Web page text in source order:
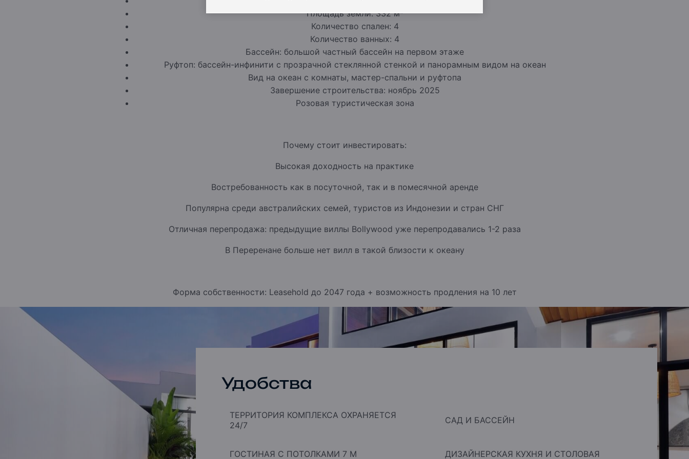
Площадь земли: 332 м²
Количество спален: 4
Количество ванных: 4
Бассейн: большой частный бассейн на первом этаже
Руфтоп: бассейн-инфинити с прозрачной стеклянной стенкой и панорамным видом на океан
Вид на океан с комнаты, мастер-спальни и руфтопа
Завершение строительства: ноябрь 2025
Розовая туристическая зона
Почему стоит инвестировать:
Высокая доходность на практике
Востребованность как в посуточной, так и в помесячной аренде
Популярна среди австралийских семей, туристов из Индонезии и стран СНГ
Отличная перепродажа: предыдущие виллы Bollywood уже перепродавались 1-2 раза
В Переренане больше нет вилл в такой близости к океану
Форма собственности: Leasehold до 2047 года + возможность продления на 10 лет
Удобства
ТЕРРИТОРИЯ КОМПЛЕКСА ОХРАНЯЕТСЯ
24/7
САД И БАССЕЙН
ГОСТИНАЯ С ПОТОЛКАМИ 7 М ДИЗАЙНЕРСКАЯ КУХНЯ И СТОЛОВАЯ